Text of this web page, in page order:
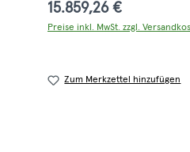
15.859,26 €
Preise inkl. MwSt. zzgl.
Zum Merkzettel hinzufügen